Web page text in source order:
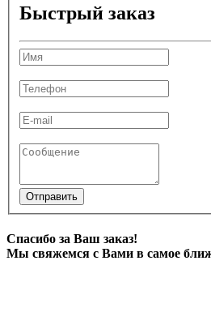
Быстрый заказ
Отправить
Спасибо за Ваш заказ!
Мы свяжемся с Вами в самое